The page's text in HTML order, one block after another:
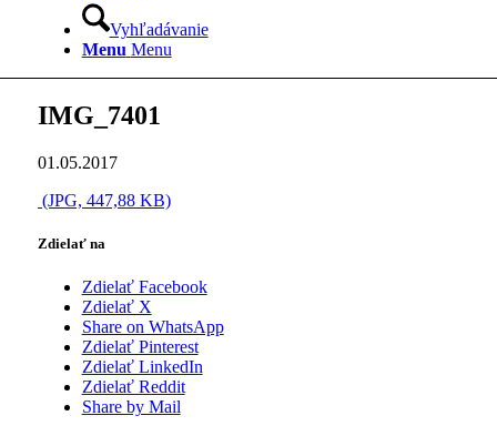
Vyhľadávanie
Menu Menu
IMG_7401
01.05.2017
(JPG, 447,88 KB)
Zdielať na
Zdielať Facebook
Zdielať X
Share on WhatsApp
Zdielať Pinterest
Zdielať LinkedIn
Zdielať Reddit
Share by Mail